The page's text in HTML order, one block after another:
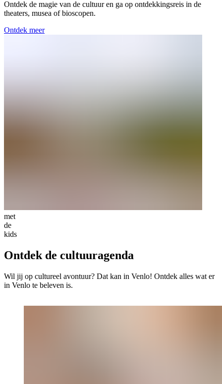
Ontdek de magie van de cultuur en ga op ontdekkingsreis in de
theaters, musea of bioscopen.
Ontdek meer
met
de
kids
Ontdek de cultuuragenda
Wil jij op cultureel avontuur? Dat kan in Venlo! Ontdek alles wat er
in Venlo te beleven is.